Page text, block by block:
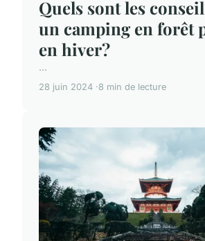
Quels sont les
un camping en forêt
en hiver?
...
28 juin 2024 8 min de lecture